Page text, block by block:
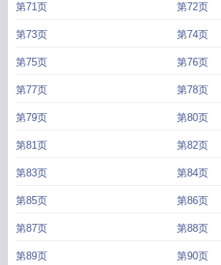
第71页 第72页
第73页 第74页
第75页 第76页
第77页 第78页
第79页 第80页
第81页 第82页
第83页 第84页
第85页 第86页
第87页 第88页
第89页 第90页